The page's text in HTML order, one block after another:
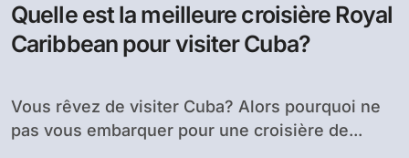
Quelle est la meilleure croisière Royal
Caribbean pour visiter Cuba?
Vous rêvez de visiter Cuba? Alors pourquoi ne
pas vous embarquer pour une croisière de...